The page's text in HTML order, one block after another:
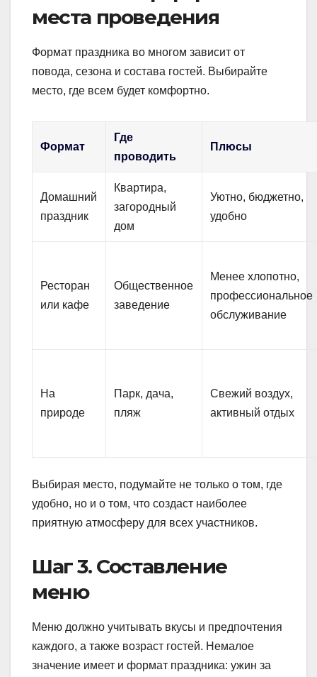
места проведения
Формат праздника во многом зависит от
повода, сезона и состава гостей. Выбирайте
место, где всем будет комфортно.
Формат
Где
проводить
Плюсы
Домашний
праздник
Квартира,
загородный
дом
Уютно, бюджетно,
удобно
Ресторан
или кафе
Общественное
заведение
Менее хлопотно,
профессиональное
обслуживание
На
природе
Парк, дача,
пляж
Свежий воздух,
активный отдых
Выбирая место, подумайте не только о том, где
удобно, но и о том, что создаст наиболее
приятную атмосферу для всех участников.
Шаг 3. Составление
меню
Меню должно учитывать вкусы и предпочтения
каждого, а также возраст гостей. Немалое
значение имеет и формат праздника: ужин за